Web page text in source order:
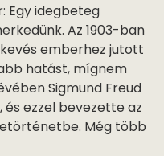
Egy idegbeteg
Az 1903-ban
emberhez jutott
hatást, mígnem
Sigmund Freud
ezzel bevezette az
Még több